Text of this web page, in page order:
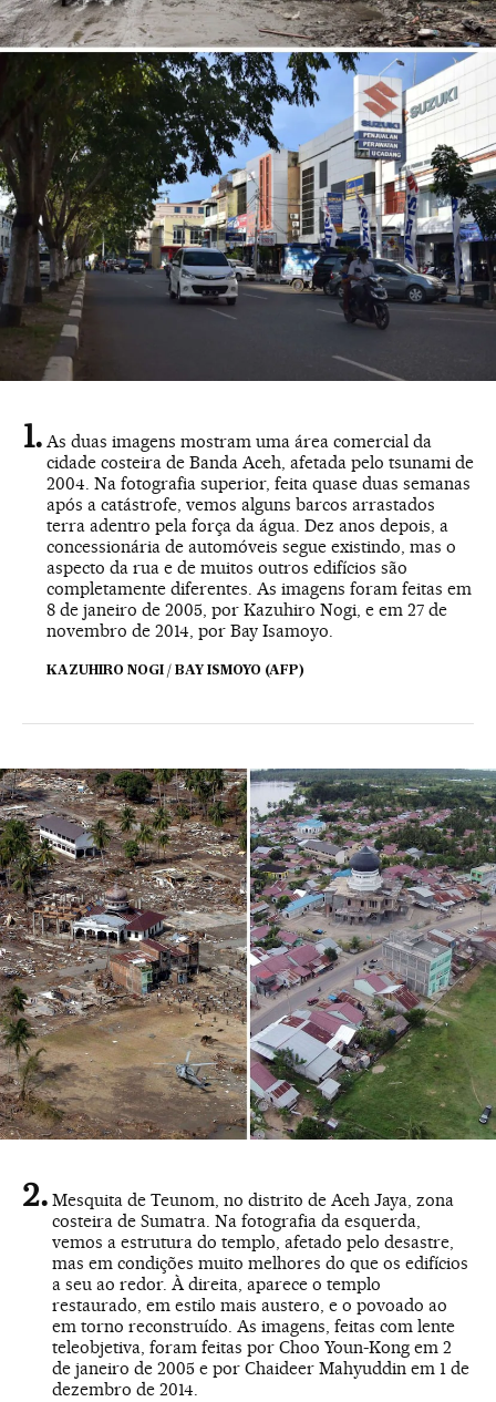
As duas imagens mostram uma área comercial da
cidade costeira de Banda Aceh, afetada pelo tsunami de
2004. Na fotografia superior, feita quase duas semanas
após a catástrofe, vemos alguns barcos arrastados
terra adentro pela força da água. Dez anos depois, a
concessionária de automóveis segue existindo, mas o
aspecto da rua e de muitos outros edifícios são
completamente diferentes. As imagens foram feitas em
8 de janeiro de 2005, por Kazuhiro Nogi, e em 27 de
novembro de 2014, por Bay Isamoyo.
KAZUHIRO NOGI / BAY ISMOYO (AFP)
Mesquita de Teunom, no distrito de Aceh Jaya, zona
costeira de Sumatra. Na fotografia da esquerda,
vemos a estrutura do templo, afetado pelo desastre,
mas em condições muito melhores do que os edifícios
a seu ao redor. À direita, aparece o templo
restaurado, em estilo mais austero, e o povoado ao
em torno reconstruído. As imagens, feitas com lente
teleobjetiva, foram feitas por Choo Youn-Kong em 2
de janeiro de 2005 e por Chaideer Mahyuddin em 1 de
dezembro de 2014.